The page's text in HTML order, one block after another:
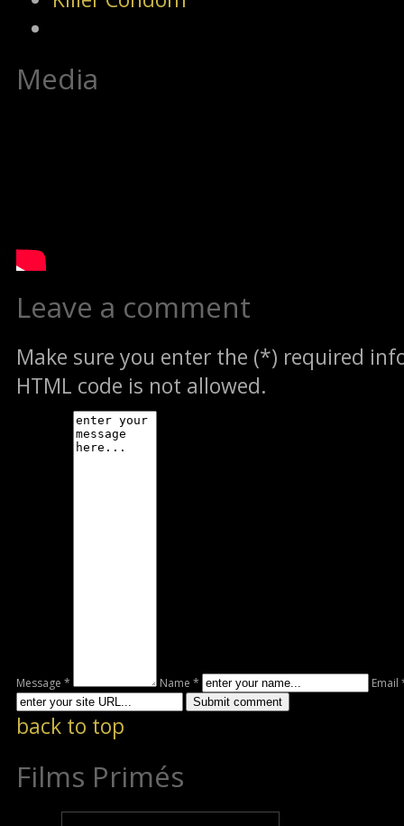
Media
Leave a comment
Make sure you enter the (*) required
HTML code is not allowed.
Message * Name * Email
back to top
Films Primés